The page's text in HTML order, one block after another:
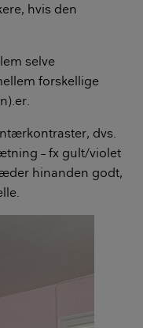
hvis den
selve
forskellige
dvs.
– fx gult/violet
hinanden godt,